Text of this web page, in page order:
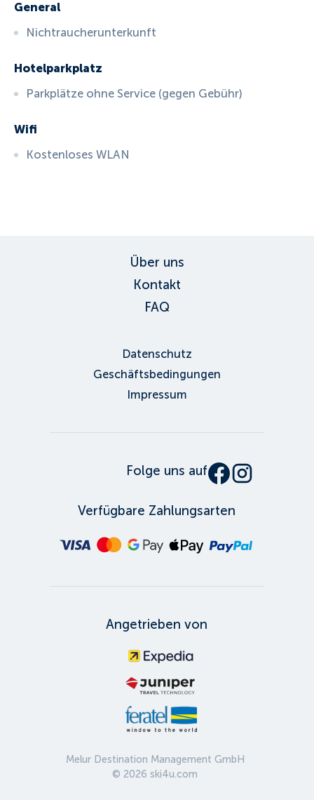
General
Nichtraucherunterkunft
Hotelparkplatz
Parkplätze ohne Service (gegen Gebühr)
Wifi
Kostenloses WLAN
Über uns
Kontakt
FAQ
Datenschutz
Geschäftsbedingungen
Impressum
Folge uns auf
Verfügbare Zahlungsarten
Melur Destination Management GmbH
© 2026 ski4u.com
Angetrieben von